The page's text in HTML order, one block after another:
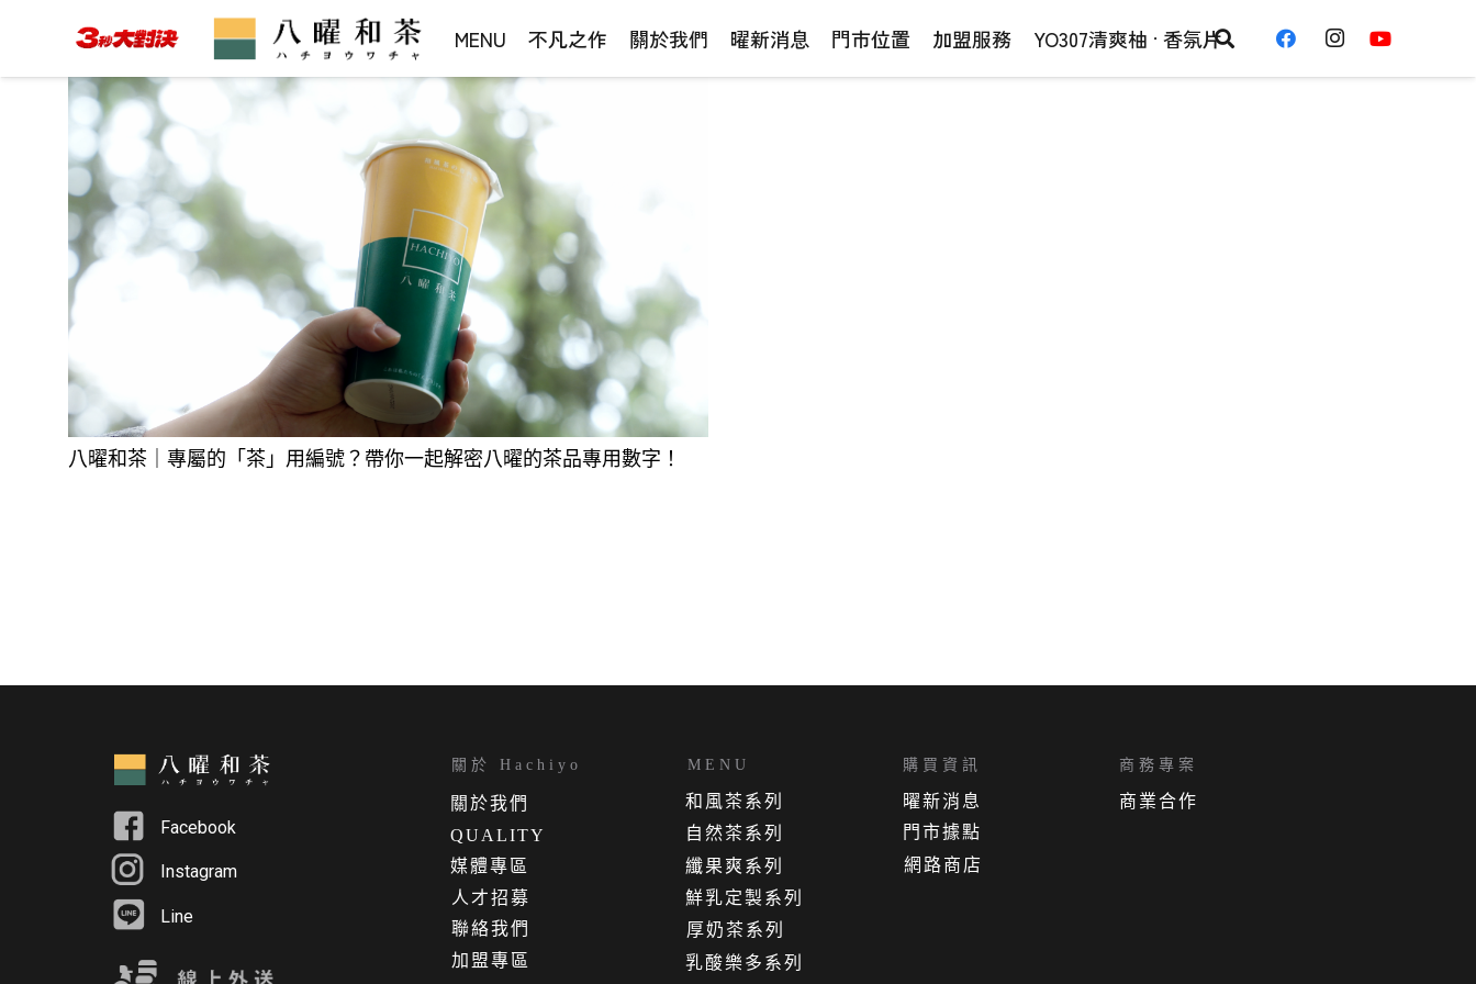
MENU 不凡之作 關於我們 曜新消息 門市位置 加盟服務 YO307清爽柚 · 香氛片
八曜和茶｜專屬的「茶」用編號？帶你一起解密八曜的茶品專用數字！
Facebook
人才招募
Instagram
關於 Hachiyo
關 於我們
QUALITY
媒體專區
Line
網路商店
門市據點
曜新消息
購買資訊
聯絡我們
加盟專區
商務專案
商業合作
乳酸樂多系列
厚奶茶系列
鮮乳定製系列
纖果爽系列
自然茶系列
和風茶系列
MENU